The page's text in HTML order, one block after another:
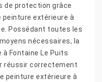
de protection grâce
peinture extérieure à
Possédant toutes les
nécessaires, la
Fontaine Le Puits
réussir correctement
peinture extérieure à